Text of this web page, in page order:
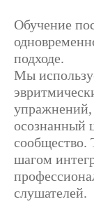
Обучение
подходе.
Мы
упражнений,
осознанный
сообщество.
шагом
слушателей.